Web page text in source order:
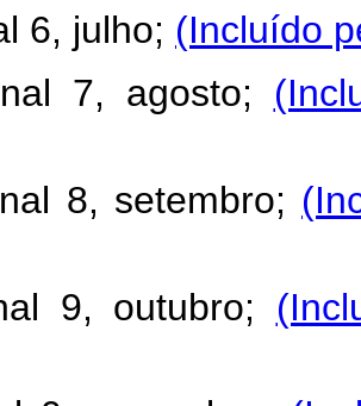
6, julho; (Incluído
7, agosto;
8, setembro;
9, outubro;